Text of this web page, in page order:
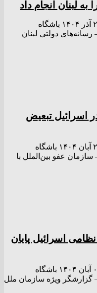
لبنان انجام داد
به گزارش کاوک نیوز ۱۳:۴۴ – ۲۷ آذر ۱۴۰۴ باشگاه
دولتی لبنان
اسرائیل تبعیض
به گزارش کاوک نیوز ۱۲:۵۳ – ۲۳ آبان ۱۴۰۴ باشگاه
عفو بین‌الملل با
اسرائیل پایان
به گزارش کاوک نیوز ۲۳:۳۲ – ۰۶ آبان ۱۴۰۴ باشگاه
گزارشگر ویژه سازمان ملل